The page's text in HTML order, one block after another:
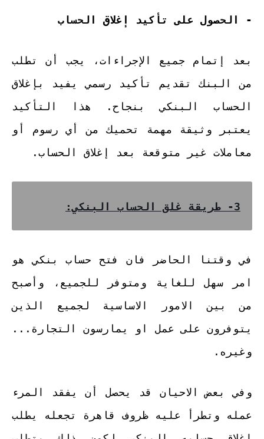
- الحصول على تأكيد إغلاق الحساب
بعد إتمام جميع الإجراءات، يجب أن تطلب
من البنك تقديم تأكيد رسمي يفيد بإغلاق
الحساب البنكي بنجاح. هذا التأكيد
يعتبر وثيقة مهمة تحميك من أي رسوم أو
معاملات غير متوقعة بعد إغلاق الحساب.
3- طريقة غلق الحساب البنكي:
في وقتنا الحاضر فان فتح حساب بنكي هو
امر سهل للغاية ومتوفر للجميع، وأصبح
من بين الامور الاساسية لجميع الذين
يتوفرون على عمل او يمارسون التجارة...
وغيره.
وفي بعض الاحيان قد يحصل أن يفقد المرء
عمله وتطرأ عليه ظروف قاهرة تجعله يطلب